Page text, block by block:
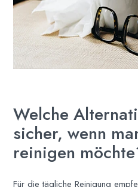
Welche
sicher, wenn
reinigen
Für die tägliche Reinigung